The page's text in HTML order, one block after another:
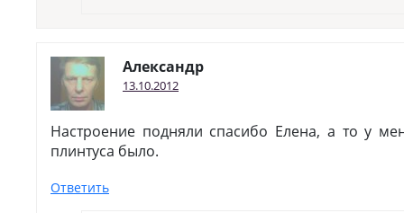
Александр
13.10.2012
Настроение подняли спасибо Елена, а то у
плинтуса было.
Ответить